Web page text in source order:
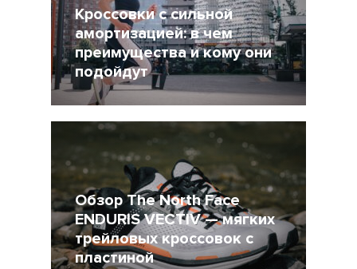
Кроссовки с сильной
амортизацией: в чем
преимущества и кому они
подойдут
Обзор The North Face
ENDURIS VECTIV — мягких
трейловых кроссовок с
пластиной